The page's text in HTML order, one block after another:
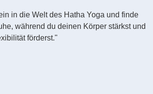
in die Welt des Hatha Yoga und finde
während du deinen Körper stärkst und
förderst."